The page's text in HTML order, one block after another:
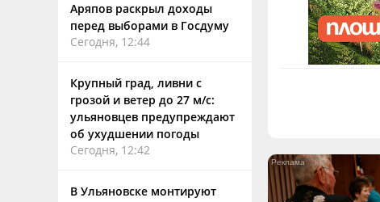
Аряпов раскрыл доходы
перед выборами в Госдуму
Сегодня, 12:44
Крупный град, ливни с
грозой и ветер до 27 м/с:
ульяновцев предупреждают
об ухудшении погоды
Сегодня, 12:42
В Ульяновске монтируют